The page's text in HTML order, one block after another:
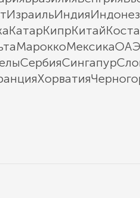
ИзраильИндия
КатарКипрКитай
МароккоМексика
СербияСингапур
Хорватия